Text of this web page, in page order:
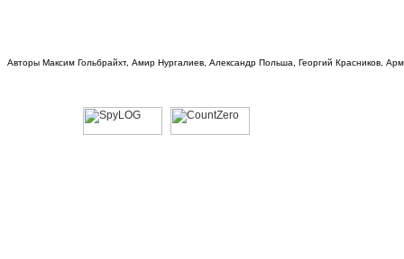
Авторы Максим Гольбрайхт, Амир Нургалиев, Александр Польша, Георгий Красников,